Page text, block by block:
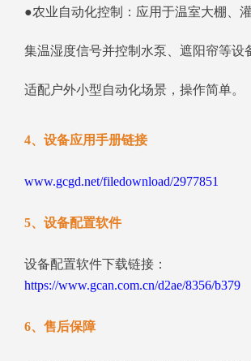
●农业自动化控制：应用于温室大棚、
集温湿度信号并控制水泵、遮阳帘等设
适配户外小型自动化场景，操作简单。
4、设备应用手册链接
www.gcgd.net/filedownload/2977851
5、设备配置软件
设备配置软件下载链接：
https://www.gcan.com.cn/d2ae/8356/b379
6、售后保障